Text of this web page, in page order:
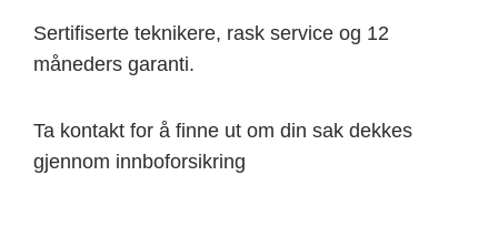
Sertifiserte teknikere, rask service og 12
måneders garanti.
Ta kontakt for å finne ut om din sak dekkes
gjennom innboforsikring